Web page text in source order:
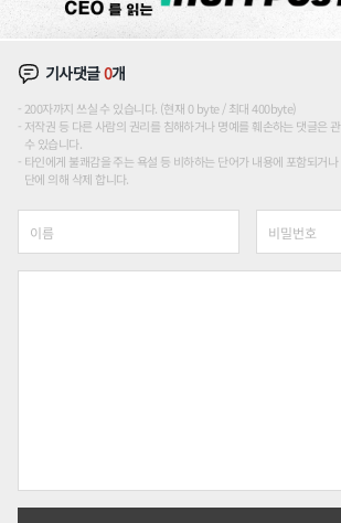
기사댓글0개
200자까지 쓰실 수 있습니다. (현재 0 byte / 최대 400byte)
저작권 등 다른 사람의 권리를 침해하거나 명예를 훼손하는 댓글은
수 있습니다.
타인에게 불쾌감을 주는 욕설 등 비하하는 단어가 내용에 포함되거
단에 의해 삭제 합니다.